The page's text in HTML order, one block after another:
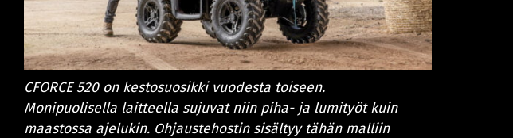
CFORCE 520 on kestosuosikki vuodesta toiseen.
Monipuolisella laitteella sujuvat niin piha- ja lumityöt kuin
maastossa ajelukin. Ohjaustehostin sisältyy tähän malliin